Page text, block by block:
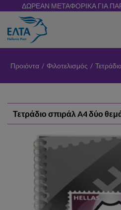
ΔΩΡΕΑΝ ΜΕΤΑΦΟΡΙΚΑ ΓΙΑ
Προιόντα / Φιλοτελισμός /
Τετράδιο σπιράλ A4 δύο